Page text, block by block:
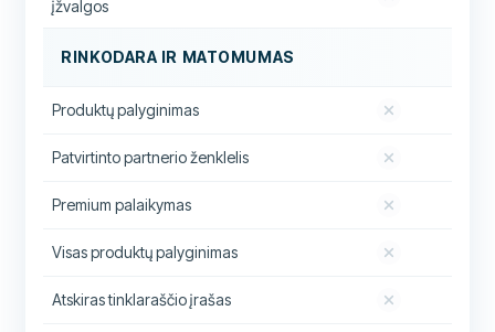
įžvalgos
RINKODARA IR MATOMUMAS
Produktų palyginimas
Patvirtinto partnerio ženklelis
Premium palaikymas
Visas produktų palyginimas
Atskiras tinklaraščio įrašas